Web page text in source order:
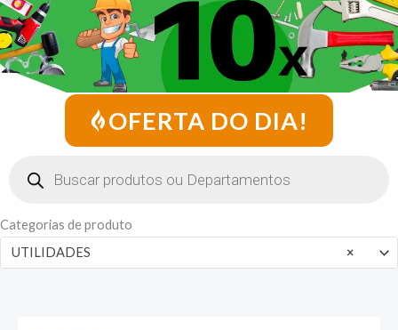
OFERTA DO DIA!
Categorias de produto
×
UTILIDADES